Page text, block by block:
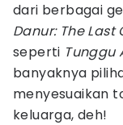
dari berbagai
Danur: The Last
seperti Tunggu
banyaknya
menyesuaikan
keluarga, deh!